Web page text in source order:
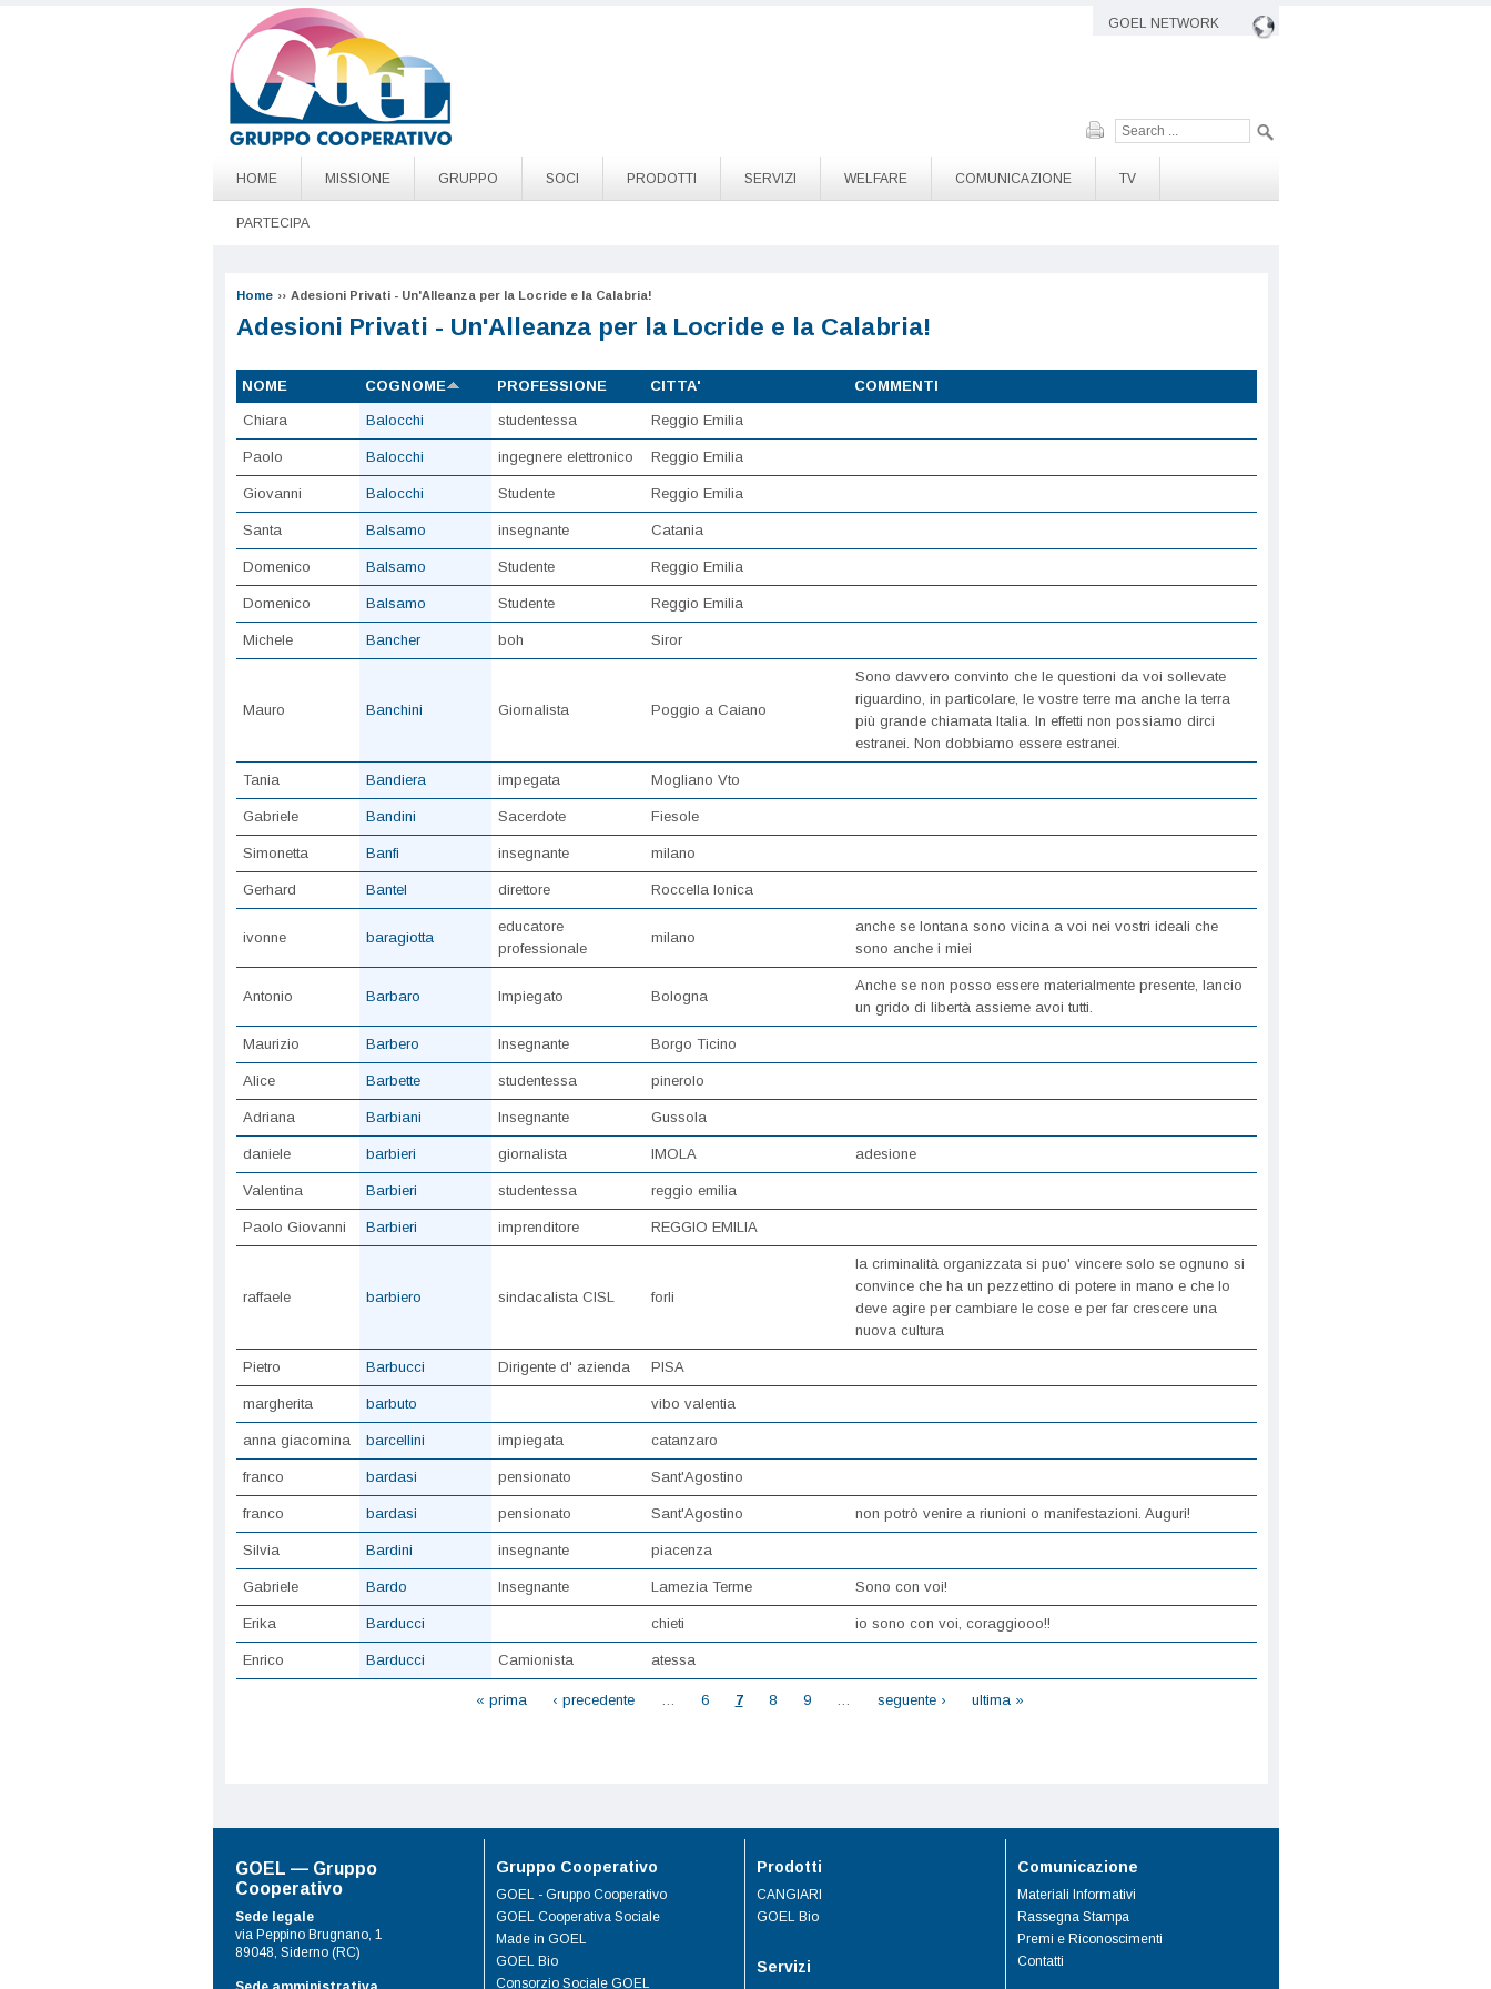
GOEL NETWORK
HOME MISSIONE GRUPPO SOCI PRODOTTI SERVIZI WELFARE COMUNICAZIONE TV
PARTECIPA
Home ›› Adesioni Privati - Un'Alleanza per la Locride e la Calabria!
Adesioni Privati - Un'Alleanza per la Locride e la Calabria!
NOME COGNOME PROFESSIONE CITTA' COMMENTI
Chiara Balocchi studentessa Reggio Emilia
Paolo Balocchi ingegnere elettronico Reggio Emilia
Giovanni Balocchi Studente Reggio Emilia
Santa Balsamo insegnante Catania
Domenico Balsamo Studente Reggio Emilia
Domenico Balsamo Studente Reggio Emilia
Michele Bancher boh Siror
Mauro Banchini Giornalista Poggio a Caiano
Sono davvero convinto che le questioni da voi sollevate
riguardino, in particolare, le vostre terre ma anche la terra
più grande chiamata Italia. In effetti non possiamo dirci
estranei. Non dobbiamo essere estranei.
Tania Bandiera impegata Mogliano Vto
Gabriele Bandini Sacerdote Fiesole
Simonetta Banfi insegnante milano
Gerhard Bantel direttore Roccella Ionica
ivonne baragiotta
educatore
professionale
milano
anche se lontana sono vicina a voi nei vostri ideali che
sono anche i miei
Antonio Barbaro Impiegato Bologna
Anche se non posso essere materialmente presente, lancio
un grido di libertà assieme avoi tutti.
Maurizio Barbero Insegnante Borgo Ticino
Alice Barbette studentessa pinerolo
Adriana Barbiani Insegnante Gussola
daniele barbieri giornalista IMOLA adesione
Valentina Barbieri studentessa reggio emilia
Paolo Giovanni Barbieri imprenditore REGGIO EMILIA
raffaele barbiero sindacalista CISL forli
la criminalità organizzata si puo' vincere solo se ognuno si
convince che ha un pezzettino di potere in mano e che lo
deve agire per cambiare le cose e per far crescere una
nuova cultura
Pietro Barbucci Dirigente d' azienda PISA
margherita barbuto vibo valentia
anna giacomina barcellini impiegata catanzaro
franco bardasi pensionato Sant'Agostino
franco bardasi pensionato Sant'Agostino non potrò venire a riunioni o manifestazioni. Auguri!
Silvia Bardini insegnante piacenza
Gabriele Bardo Insegnante Lamezia Terme Sono con voi!
Erika Barducci chieti io sono con voi, coraggiooo!!
Enrico Barducci Camionista atessa
« prima ‹ precedente 6 7 8 9 seguente › ultima »
GOEL — Gruppo
Cooperativo
Sede legale
via Peppino Brugnano, 1
89048, Siderno (RC)
Gruppo Cooperativo
GOEL - Gruppo Cooperativo
GOEL Cooperativa Sociale
Made in GOEL
GOEL Bio
Consorzio Sociale GOEL
Prodotti
CANGIARI
GOEL Bio
Servizi
Comunicazione
Materiali Informativi
Rassegna Stampa
Premi e Riconoscimenti
Contatti